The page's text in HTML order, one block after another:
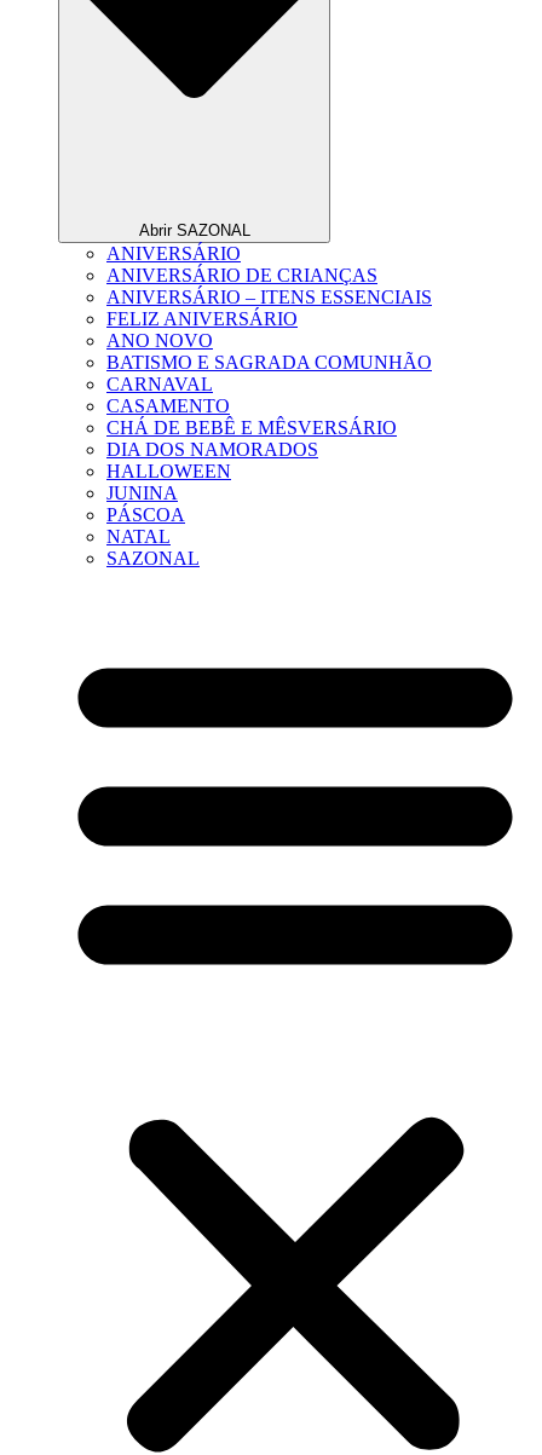
Abrir SAZONAL
ANIVERSÁRIO
ANIVERSÁRIO DE CRIANÇAS
ANIVERSÁRIO – ITENS ESSENCIAIS
FELIZ ANIVERSÁRIO
ANO NOVO
BATISMO E SAGRADA COMUNHÃO
CARNAVAL
CASAMENTO
CHÁ DE BEBÊ E MÊSVERSÁRIO
DIA DOS NAMORADOS
HALLOWEEN
JUNINA
PÁSCOA
NATAL
SAZONAL